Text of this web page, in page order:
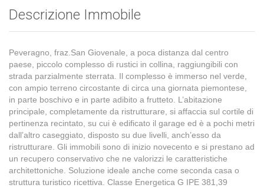
Descrizione Immobile
Peveragno, fraz.San Giovenale, a poca distanza dal centro
paese, piccolo complesso di rustici in collina, raggiungibili con
strada parzialmente sterrata. Il complesso è immerso nel verde,
con ampio terreno circostante di circa una giornata piemontese,
in parte boschivo e in parte adibito a frutteto. L’abitazione
principale, completamente da ristrutturare, si affaccia sul cortile di
pertinenza recintato, su cui è edificato il garage ed è a pochi metri
dall’altro caseggiato, disposto su due livelli, anch’esso da
ristrutturare. Gli immobili sono di inizio novecento e si prestano ad
un recupero conservativo che ne valorizzi le caratteristiche
architettoniche. Soluzione ideale anche come seconda casa o
struttura turistico ricettiva. Classe Energetica G IPE 381,39